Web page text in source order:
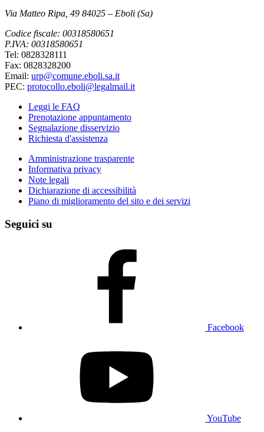
Via Matteo Ripa, 49 84025 – Eboli (Sa)
Codice fiscale: 00318580651
P.IVA: 00318580651
Tel: 0828328111
Fax: 0828328200
Email: urp@comune.eboli.sa.it
PEC: protocollo.eboli@legalmail.it
Leggi le FAQ
Prenotazione appuntamento
Segnalazione disservizio
Richiesta d'assistenza
Amministrazione trasparente
Informativa privacy
Note legali
Dichiarazione di accessibilità
Piano di miglioramento del sito e dei servizi
Seguici su
Facebook
YouTube